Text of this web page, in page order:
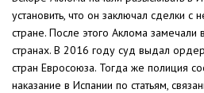
установить, что он заключал сделки с
стране. После этого Аклома замечали
странах. В 2016 году суд выдал
стран Евросоюза. Тогда же полиция
наказание в Испании по статьям,